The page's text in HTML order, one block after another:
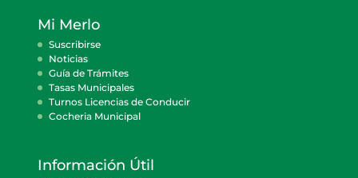
Mi Merlo
Suscribirse
Noticias
Guía de Trámites
Tasas Municipales
Turnos Licencias de Conducir
Cocheria Municipal
Información Útil